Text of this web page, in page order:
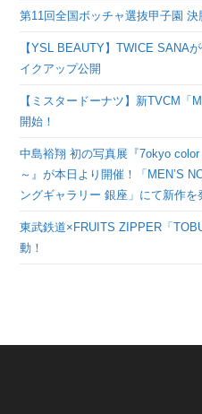
第11回全国ボッチャ選抜甲子園 決
【YSL BEAUTY】TWICE SANA
イクアップ公開
【ミスタードーナツ】新TVCM「
開始！
中島裕翔 初の写真展『7okyo
～』が本日より開催！「MEN’S
ングギャラリー 銀座」にて新作を
東武鉄道×FRUITS ZIPPER「
動！